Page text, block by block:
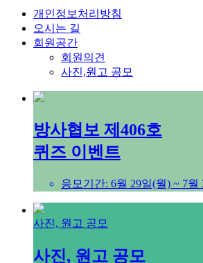
개인정보처리방침
오시는 길
회원공간
회원의견
사진,원고 공모
방사협보 제406호
퀴즈 이벤트
응모기간: 6월 29일(월) ~ 7월
사진, 원고 공모
사진, 원고 공모